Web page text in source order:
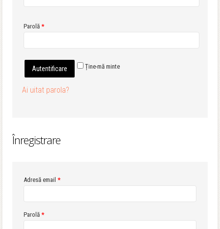
Parolă *Obligatoriu
Ține-mă minte
Autentificare
Ai uitat parola?
Înregistrare
Adresă email *Obligatoriu
Parolă *Obligatoriu